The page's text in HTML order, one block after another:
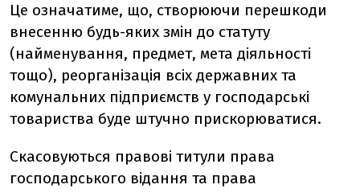
Це означатиме, що, створюючи перешкоди
внесенню будь-яких змін до статуту
(найменування, предмет, мета діяльності
тощо), реорганізація всіх державних та
комунальних підприємств у господарські
товариства буде штучно прискорюватися.
Скасовуються правові титули права
господарського відання та права